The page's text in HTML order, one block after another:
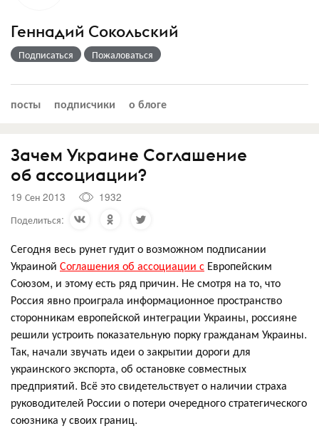
Геннадий Сокольский
Подписаться Пожаловаться
посты подписчики о блоге
Зачем Украине Соглашение
об ассоциации?
19 Сен 2013
1932
Поделиться:
Сегодня весь рунет гудит о возможном подписании
Украиной Соглашения об ассоциации с Европейским
Союзом, и этому есть ряд причин. Не смотря на то, что
Россия явно проиграла информационное пространство
сторонникам европейской интеграции Украины, россияне
решили устроить показательную порку гражданам Украины.
Так, начали звучать идеи о закрытии дороги для
украинского экспорта, об остановке совместных
предприятий. Всё это свидетельствует о наличии страха
руководителей России о потери очередного стратегического
союзника у своих границ.